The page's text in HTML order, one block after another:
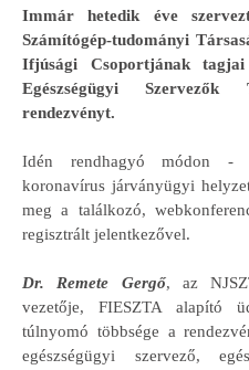
Immár hetedik éve
Számítógép-tudományi
Ifjúsági Csoportjának
Egészségügyi
rendezvényt.
Idén rendhagyó módon -
koronavírus járványügyi
meg a találkozó,
regisztrált jelentkezővel.
Dr. Remete Gergő, az
vezetője, FIESZTA alapító
túlnyomó többsége a
egészségügyi szervező,